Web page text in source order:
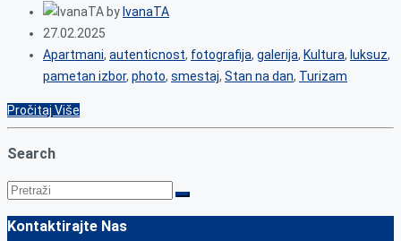
by IvanaTA
27.02.2025
Apartmani, autenticnost, fotografija, galerija, Kultura, luksuz,
pametan izbor, photo, smestaj, Stan na dan, Turizam
Pročitaj Više
Search
Kontaktirajte Nas